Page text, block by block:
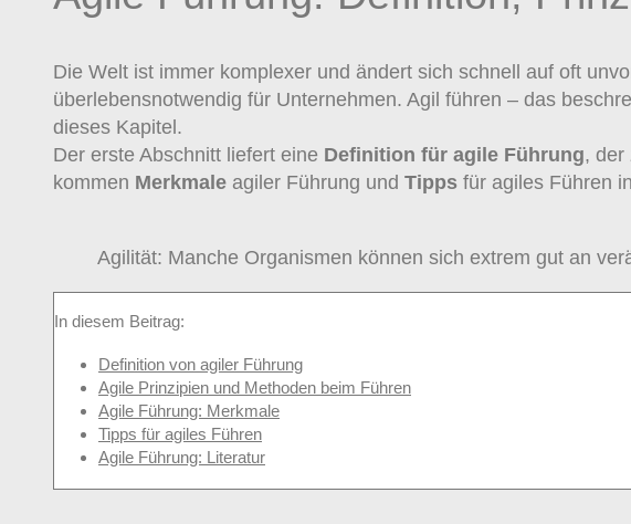
Die Welt ist immer komplexer und ändert sich schnell auf oft
überlebensnotwendig für Unternehmen. Agil führen – das
dieses Kapitel.
Der erste Abschnitt liefert eine Definition für agile Führung, der
kommen Merkmale agiler Führung und Tipps für agiles Führen
Agilität: Manche Organismen können sich extrem gut an
In diesem Beitrag:
Definition von agiler Führung
Agile Prinzipien und Methoden beim Führen
Agile Führung: Merkmale
Tipps für agiles Führen
Agile Führung: Literatur